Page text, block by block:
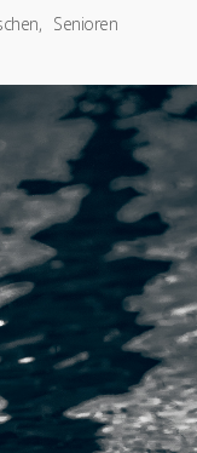
Senioren